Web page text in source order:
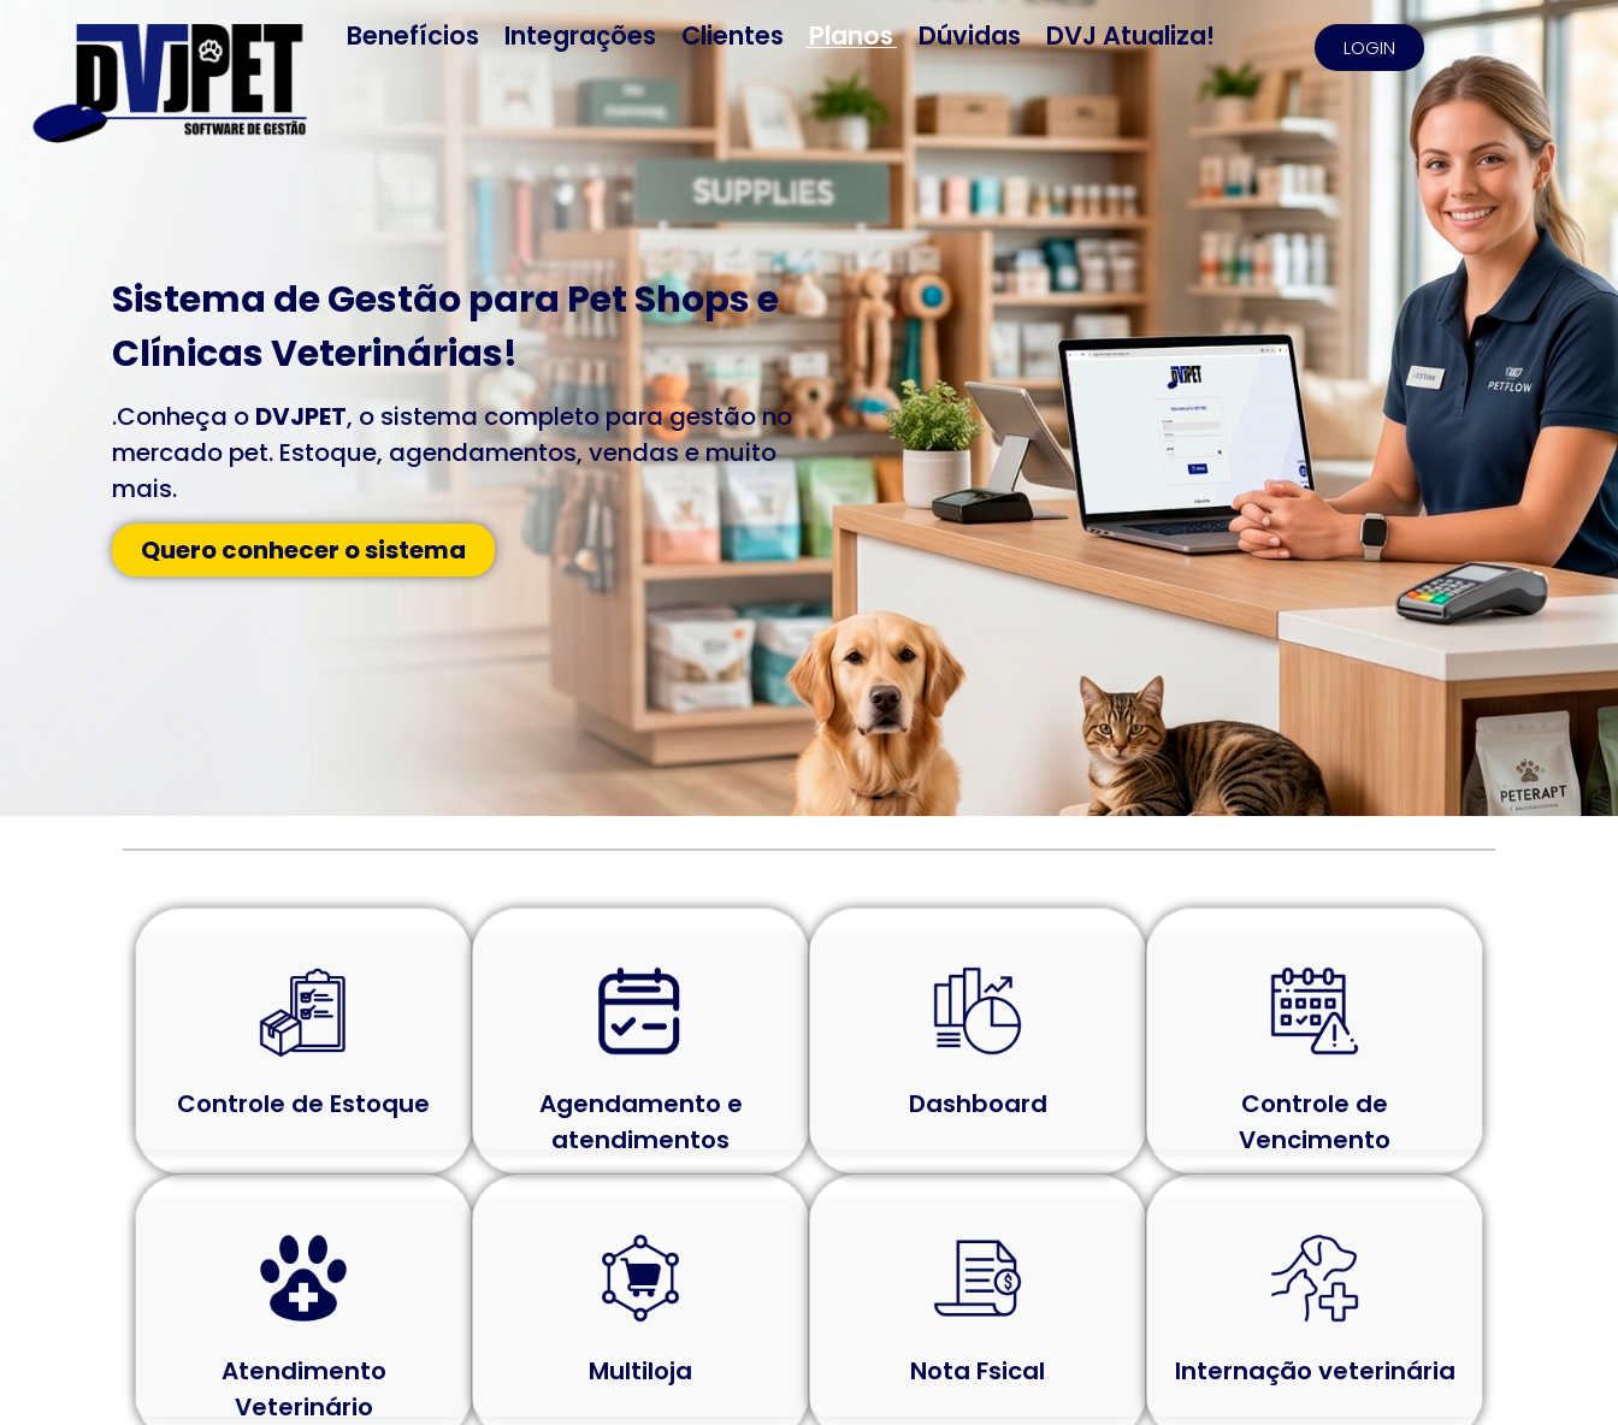
Benefícios Integrações Clientes Planos Dúvidas DVJ Atualiza! LOGIN
Sistema de Gestão para Pet Shops e
Clínicas Veterinárias!
.Conheça o DVJPET, o sistema completo para gestão no
mercado pet. Estoque, agendamentos, vendas e muito
mais.
Quero conhecer o sistema
Controle de Estoque
Agendamento e
atendimentos
Dashboard
Controle de
Vencimento
Atendimento
Veterinário
Multiloja Nota Fsical Internação veterinária